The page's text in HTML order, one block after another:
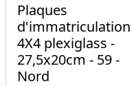
Plaques
d'immatriculation
4X4 plexiglass -
27,5x20cm - 59 -
Nord